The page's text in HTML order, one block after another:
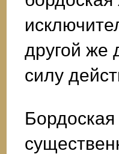
другой же
силу
Бордоская